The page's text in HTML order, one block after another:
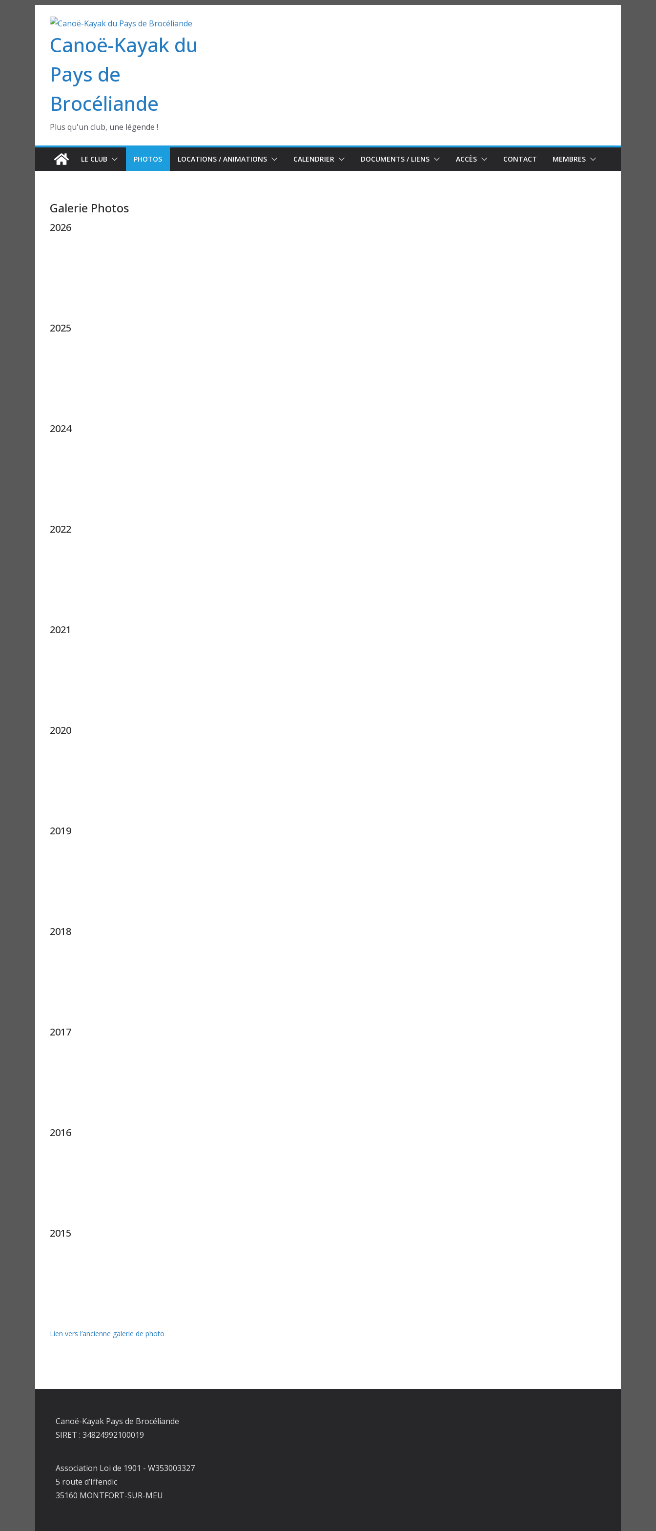
contenuCanoë-Kayak du
Pays de
Brocéliande
Plus qu'un club, une légende !
LE CLUB PHOTOS LOCATIONS / ANIMATIONS CALENDRIER DOCUMENTS / LIENS ACCÈS CONTACT MEMBRES
Galerie Photos
2026
2025
2024
2022
2021
2020
2019
2018
2017
2016
2015
Lien vers l’ancienne galerie de photo
Canoë-Kayak Pays de Brocéliande
SIRET : 34824992100019
Association Loi de 1901 - W353003327
5 route d’Iffendic
35160 MONTFORT-SUR-MEU